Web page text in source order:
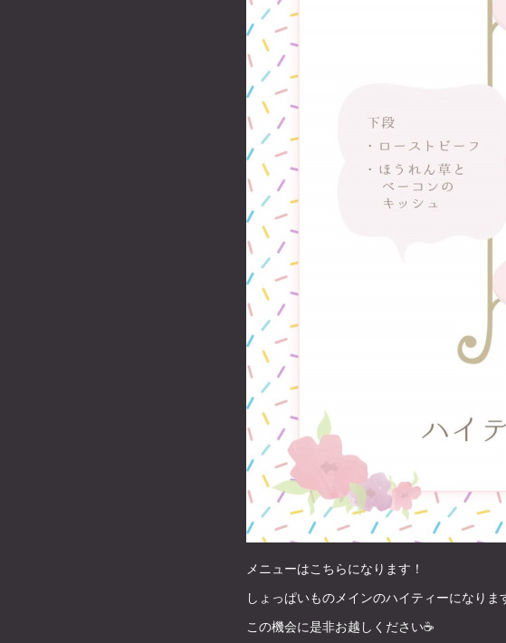
メニューはこちらになります！
しょっぱいものメインのハイティーになりま
この機会に是非お越しください☕️